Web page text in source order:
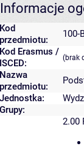
Informacje
Kod
przedmiotu:
100-
Kod Erasmus /
ISCED:
(brak
Nazwa
przedmiotu:
Jednostka:
Grupy:
2.00